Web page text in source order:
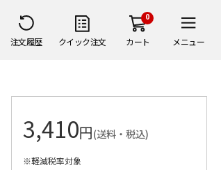
注文履歴 クイック注文
0
カート メニュー
3,410円(送料・税込)
※軽減税率対象